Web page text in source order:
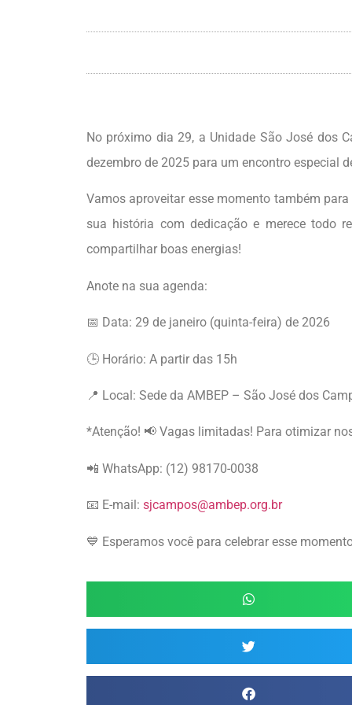
No próximo dia 29, a Unidade São José dos
dezembro de 2025 para um encontro especial
Vamos aproveitar esse momento também
sua história com dedicação e merece todo
compartilhar boas energias!
Anote na sua agenda:
📅 Data: 29 de janeiro (quinta-feira) de 2026
🕒 Horário: A partir das 15h
📍 Local: Sede da AMBEP – São José dos
*Atenção! 📢 Vagas limitadas! Para otimizar
📲 WhatsApp: (12) 98170-0038
📧 E-mail: sjcampos@ambep.org.br
💙 Esperamos você para celebrar esse